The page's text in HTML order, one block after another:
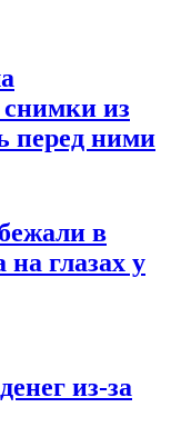
из
перед ними
в
глазах у
из-за